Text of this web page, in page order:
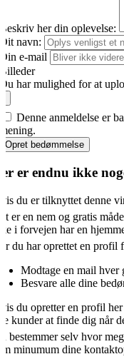
her din oplevelse:
navn:
e-mail
har mulighed for at
Denne anmeldelse er
Opret bedømmelse
er endnu ikke
du er tilknyttet denne
er en nem og gratis
i forvejen har en
du har oprettet en profil
Modtage en mail hver
Besvare alle dine
du opretter en profil
kunder at finde dig når
bestemmer selv hvor
minumum dine